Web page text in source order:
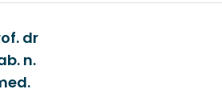
dr
n.